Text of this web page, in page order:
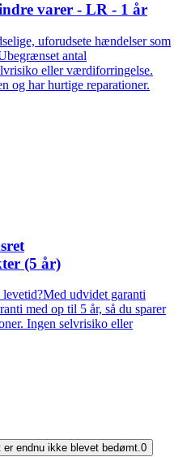
varer - LR - 1 år
uforudsete hændelser som
antal
eller værdiforringelse.
og har hurtige reparationer.
(5 år)
udvidet garanti
med op til 5 år, så du sparer
Ingen selvrisiko eller
er endnu ikke blevet bedømt.0